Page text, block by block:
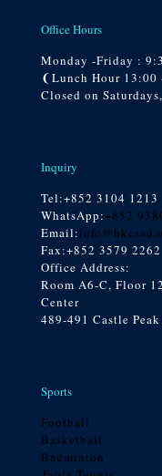
Office Hours
Monday -Friday :
❨Lunch Hour 13:00
Closed on
Inquiry
Tel:+852 3104 1213
WhatsApp:+852
Email:
Fax:+852 3579 2262
Office Address:
Room A6-C, Floor
Center
489-491 Castle
Sports
Football
Basketball
Badminton